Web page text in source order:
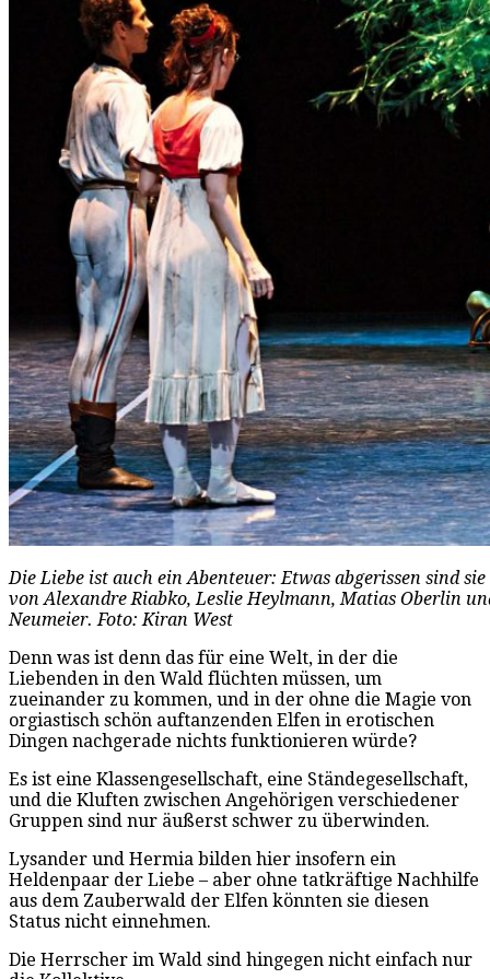
Die Liebe ist auch ein Abenteuer: Etwas abgerissen sind
von Alexandre Riabko, Leslie Heylmann, Matias Oberlin
Neumeier. Foto: Kiran West
Denn was ist denn das für eine Welt, in der die
Liebenden in den Wald flüchten müssen, um
zueinander zu kommen, und in der ohne die Magie von
orgiastisch schön auftanzenden Elfen in erotischen
Dingen nachgerade nichts funktionieren würde?
Es ist eine Klassengesellschaft, eine Ständegesellschaft,
und die Kluften zwischen Angehörigen verschiedener
Gruppen sind nur äußerst schwer zu überwinden.
Lysander und Hermia bilden hier insofern ein
Heldenpaar der Liebe – aber ohne tatkräftige Nachhilfe
aus dem Zauberwald der Elfen könnten sie diesen
Status nicht einnehmen.
Die Herrscher im Wald sind hingegen nicht einfach nur